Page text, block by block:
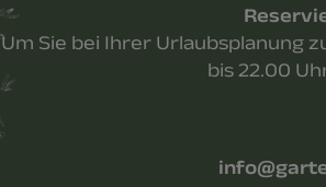
Um Sie bei Ihrer Urlaubsplanung
bis 22.00